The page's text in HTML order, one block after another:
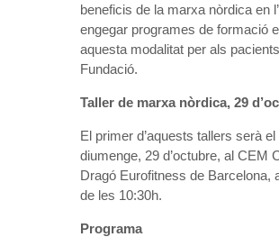
beneficis de la marxa nòrdica en
engegar programes de formació
aquesta modalitat per als
Fundació.
Taller de marxa nòrdica, 29
El primer d’aquests tallers serà
diumenge, 29 d’octubre, al CEM
Dragó Eurofitness de Barcelona,
de les 10:30h.
Programa